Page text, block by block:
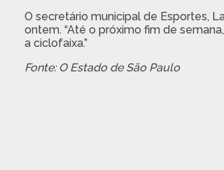
O secretário municipal de Esportes,
ontem. “Até o próximo fim de
a ciclofaixa.”
Fonte: O Estado de São Paulo